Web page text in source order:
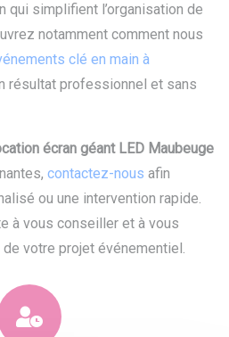
qui simplifient l’organisation de
notamment comment nous
clé en main à
résultat professionnel et sans
écran géant LED Maubeuge
contactez-nous afin
ou une intervention rapide.
à vous conseiller et à vous
votre projet événementiel.